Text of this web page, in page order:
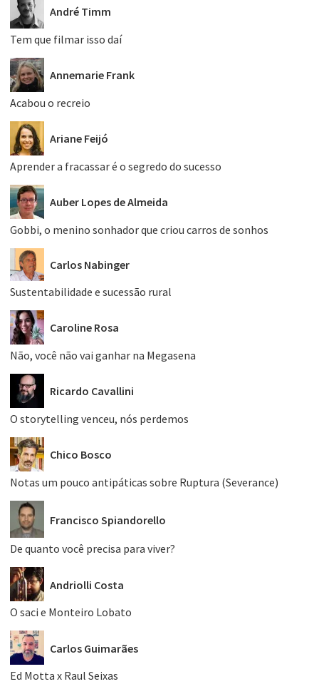
André Timm
Tem que filmar isso daí
Annemarie Frank
Acabou o recreio
Ariane Feijó
Aprender a fracassar é o segredo do sucesso
Auber Lopes de Almeida
Gobbi, o menino sonhador que criou carros de sonhos
Carlos Nabinger
Sustentabilidade e sucessão rural
Caroline Rosa
Não, você não vai ganhar na Megasena
Ricardo Cavallini
O storytelling venceu, nós perdemos
Chico Bosco
Notas um pouco antipáticas sobre Ruptura (Severance)
Francisco Spiandorello
De quanto você precisa para viver?
Andriolli Costa
O saci e Monteiro Lobato
Carlos Guimarães
Ed Motta x Raul Seixas